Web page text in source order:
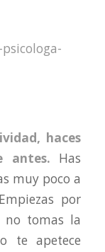
haces
antes. Has
muy poco a
por
tomas la
te apetece